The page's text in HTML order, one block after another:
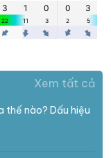
Xem tất cả
thế nào? Dấu hiệu